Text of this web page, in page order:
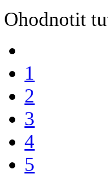
Ohodnotit
1
2
3
4
5